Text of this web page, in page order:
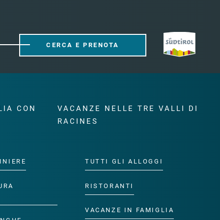
CERCA E PRENOTA
CON
VACANZE NELLE TRE VALLI DI
RACINES
TUTTI GLI ALLOGGI
RISTORANTI
VACANZE IN FAMIGLIA